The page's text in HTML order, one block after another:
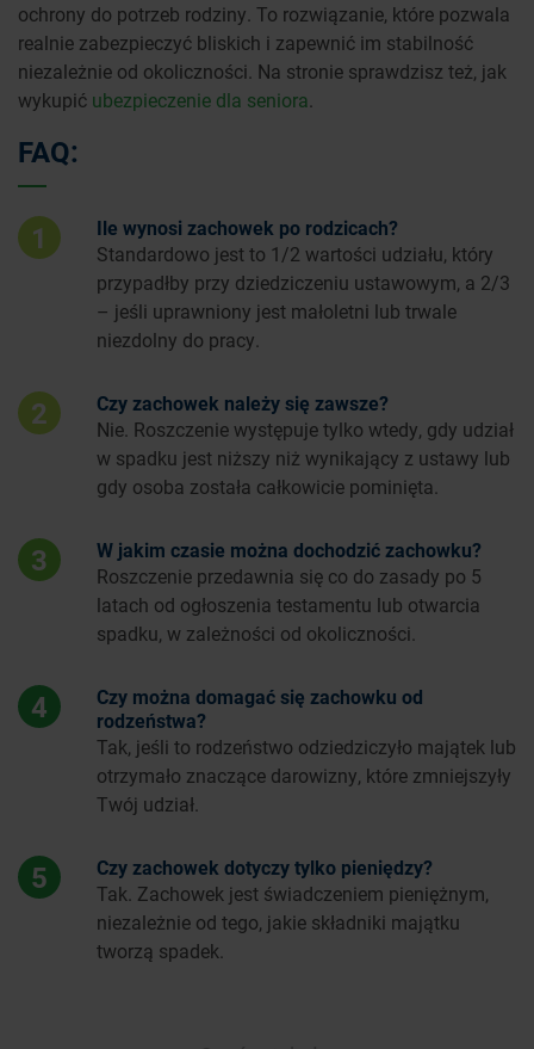
ochrony do potrzeb rodziny. To rozwiązanie, które pozwala
realnie zabezpieczyć bliskich i zapewnić im stabilność
niezależnie od okoliczności. Na stronie sprawdzisz też, jak
wykupić ubezpieczenie dla seniora.
FAQ:
1
Ile wynosi zachowek po rodzicach?
Standardowo jest to 1/2 wartości udziału, który
przypadłby przy dziedziczeniu ustawowym, a 2/3
– jeśli uprawniony jest małoletni lub trwale
niezdolny do pracy.
2
Czy zachowek należy się zawsze?
Nie. Roszczenie występuje tylko wtedy, gdy udział
w spadku jest niższy niż wynikający z ustawy lub
gdy osoba została całkowicie pominięta.
3
W jakim czasie można dochodzić zachowku?
Roszczenie przedawnia się co do zasady po 5
latach od ogłoszenia testamentu lub otwarcia
spadku, w zależności od okoliczności.
4
Czy można domagać się zachowku od
rodzeństwa?
Tak, jeśli to rodzeństwo odziedziczyło majątek lub
otrzymało znaczące darowizny, które zmniejszyły
Twój udział.
5
Czy zachowek dotyczy tylko pieniędzy?
Tak. Zachowek jest świadczeniem pieniężnym,
niezależnie od tego, jakie składniki majątku
tworzą spadek.